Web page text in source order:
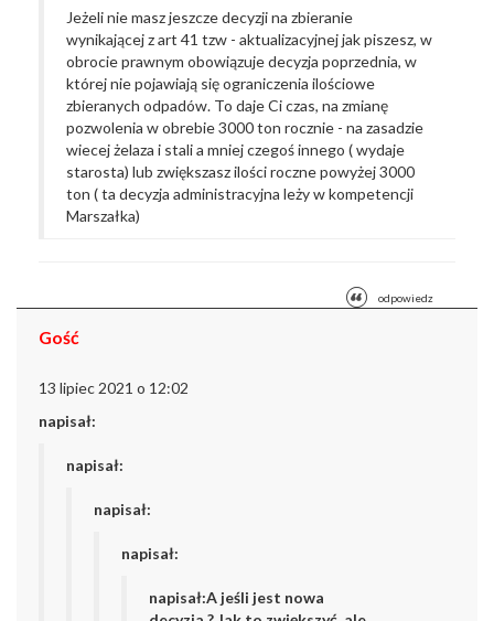
Jeżeli nie masz jeszcze decyzji na zbieranie
wynikającej z art 41 tzw - aktualizacyjnej jak piszesz, w
obrocie prawnym obowiązuje decyzja poprzednia, w
której nie pojawiają się ograniczenia ilościowe
zbieranych odpadów. To daje Ci czas, na zmianę
pozwolenia w obrebie 3000 ton rocznie - na zasadzie
wiecej żelaza i stali a mniej czegoś innego ( wydaje
starosta) lub zwiększasz ilości roczne powyżej 3000
ton ( ta decyzja administracyjna leży w kompetencji
Marszałka)
odpowiedz
Gość
13 lipiec 2021 o 12:02
napisał:
napisał:
napisał:
napisał:
napisał:A jeśli jest nowa